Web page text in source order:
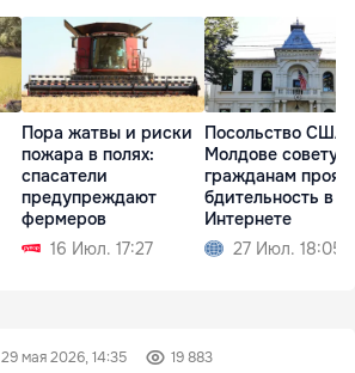
Пора жатвы и риски
пожара в полях:
спасатели
предупреждают
фермеров
16 Июл. 17:27
Посольство США
Молдове советует
гражданам
бдительность в
Интернете
27 Июл. 18:05
29 мая 2026, 14:35 19 883